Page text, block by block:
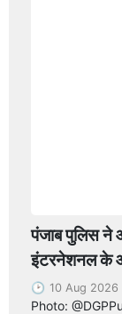
पंजाब पुलिस ने
इंटरनेशनल के
10 Aug 2026
Photo: